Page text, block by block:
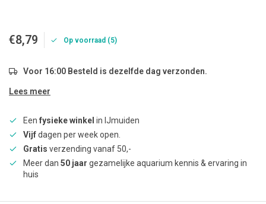
€8,79 Op voorraad (5)
Voor 16:00 Besteld is dezelfde dag verzonden.
Lees meer
Een fysieke winkel in IJmuiden
Vijfdagen per week open.
Gratis verzending vanaf 50,-
Meer dan 50 jaar gezamelijke aquarium kennis & ervaring in
huis